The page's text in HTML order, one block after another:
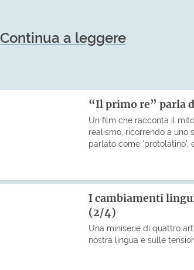
Continua a leggere
“Il primo re” parla
Un film che racconta il
realismo, ricorrendo a uno
parlato come ‘protolatino’,
I cambiamenti
(2/4)
Una miniserie di quattro
nostra lingua e sulle